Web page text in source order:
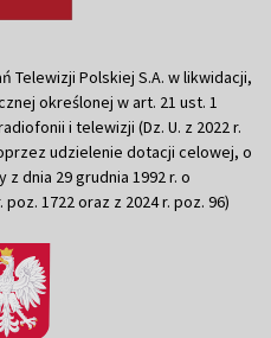
Telewizji Polskiej S.A. w likwidacji,
określonej w art. 21 ust. 1
i telewizji (Dz. U. z 2022 r.
udzielenie dotacji celowej, o
dnia 29 grudnia 1992 r. o
1722 oraz z 2024 r. poz. 96)